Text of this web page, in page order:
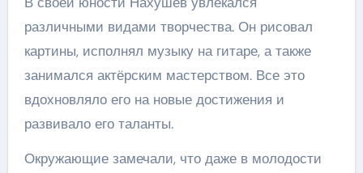
различными видами творчества. Он рисовал
картины, исполнял музыку на гитаре, а также
занимался актёрским мастерством. Все это
вдохновляло его на новые достижения и
развивало его таланты.
Окружающие замечали, что даже в молодости